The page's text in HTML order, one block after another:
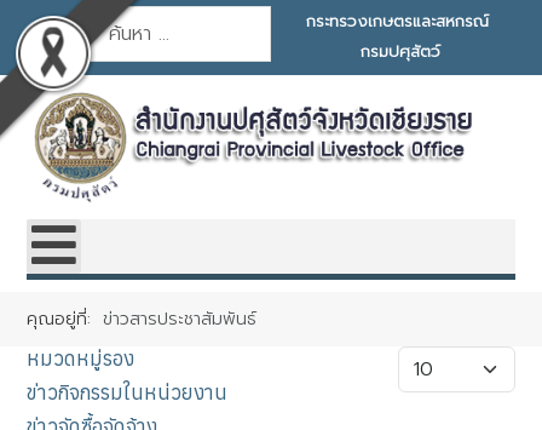
การค้นหา
กระทรวงเกษตรและสหกรณ์
กรมปศุสัตว์
คุณอยู่ที่:ข่าวสารประชาสัมพันธ์
แสดง #
หมวดหมู่รอง
ข่าวกิจกรรมในหน่วยงาน